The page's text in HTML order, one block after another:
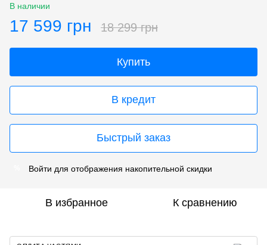
В наличии
17 599 грн 18 299 грн
Купить
В кредит
Быстрый заказ
Войти для отображения накопительной скидки
В избранное К сравнению